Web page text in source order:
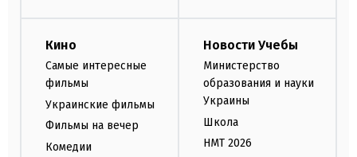
Кино
Самые интересные
фильмы
Украинские фильмы
Фильмы на вечер
Комедии
Новости Учебы
Министерство
образования и науки
Украины
Школа
НМТ 2026